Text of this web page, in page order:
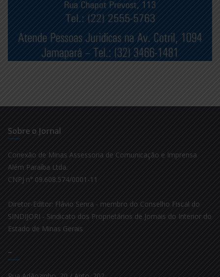
Sobre o Jornal
Conexão de Minas Assessoria de Comunicação e Imprensa
Além Paraíba Ltda.
CNPJ n° 09.608.574/0001-11
Diretor-Editor: Flávio Senra - membro do Conselho Fiscal do
SINDIJORI - Sindicato dos Proprietários de Jornais do Interior do
Estado de Minas Gerais
–